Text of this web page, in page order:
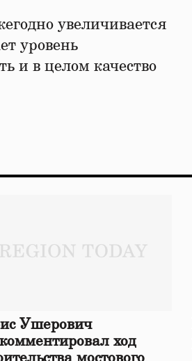
увеличивается
уровень
и в целом качество
Ушерович
ход
мостового